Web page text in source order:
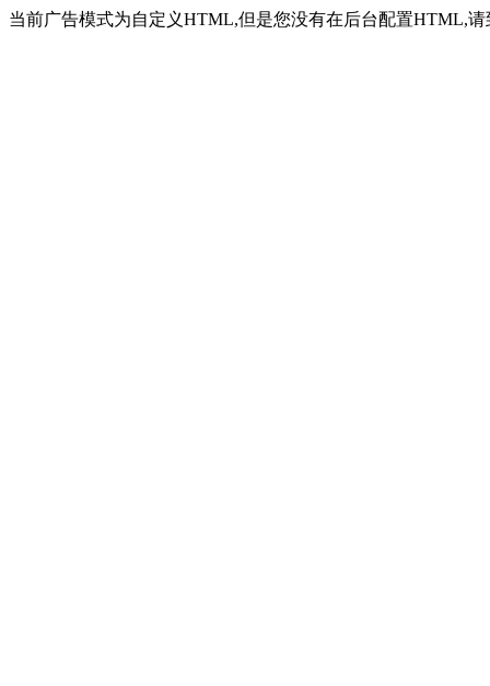
当前广告模式为自定义HTML,但是您没有在后台配置HTML,